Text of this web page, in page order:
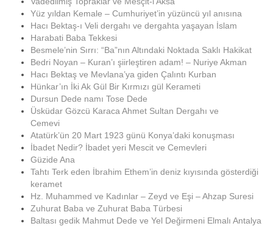
Yüz yıldan Kemale – Cumhuriyet’in yüzüncü yıl anısına
Hacı Bektaş-ı Veli dergahı ve dergahta yaşayan İslam
Harabati Baba Tekkesi
Besmele’nin Sırrı: “Ba”nın Altındaki Noktada Saklı Hakikat
Bedri Noyan – Kuran’ı şiirleştiren adam! – Nuriye Akman
Hacı Bektaş ve Mevlana’ya giden Çalıntı Kurban
Hünkar’ın İki Ak Gül Bir Kırmızı gül Kerameti
Dursun Dede namı Tose Dede
Üsküdar Gözcü Karaca Ahmet Sultan Dergahı ve
Cemevi
Atatürk’ün 20 Mart 1923 günü Konya’daki konuşması
İbadet Nedir? İbadet yeri Mescit ve Cemevleri
Güzide Ana
Tahtı Terk eden İbrahim Ethem’in deniz kıyısında gösterdiği
keramet
Hz. Muhammed ve Kadınlar – Zeyd ve Eşi – Ahzap Suresi
Zuhurat Baba ve Zuhurat Baba Türbesi
Baltası gedik Mahmut Dede ve Yel Değirmeni Elmalı Antalya